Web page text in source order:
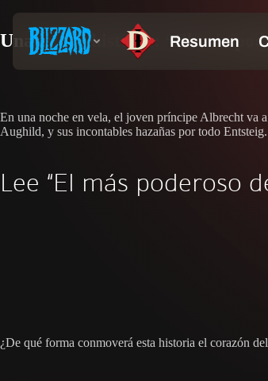
Una nueva historia: “El más
En una noche en vela, el joven príncipe Albrecht va
Aughild, y sus incontables hazañas por todo
Lee “El más poderoso
¿De qué forma conmoverá esta historia el corazón